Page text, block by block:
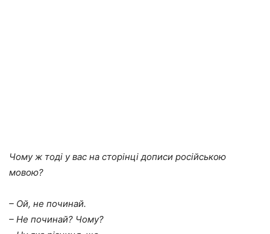
Чому ж тоді у вас на сторінці дописи російською
мовою?
– Ой, не починай.
– Не починай? Чому?